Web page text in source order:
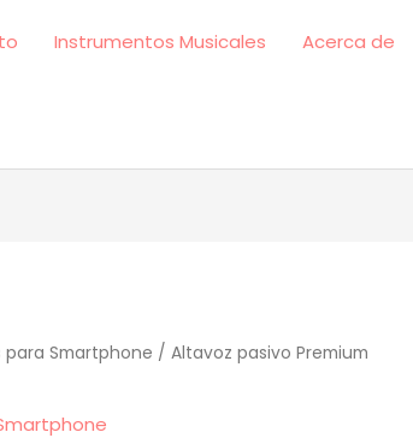
Instrumentos Musicales Acerca de
Smartphone / Altavoz pasivo Premium